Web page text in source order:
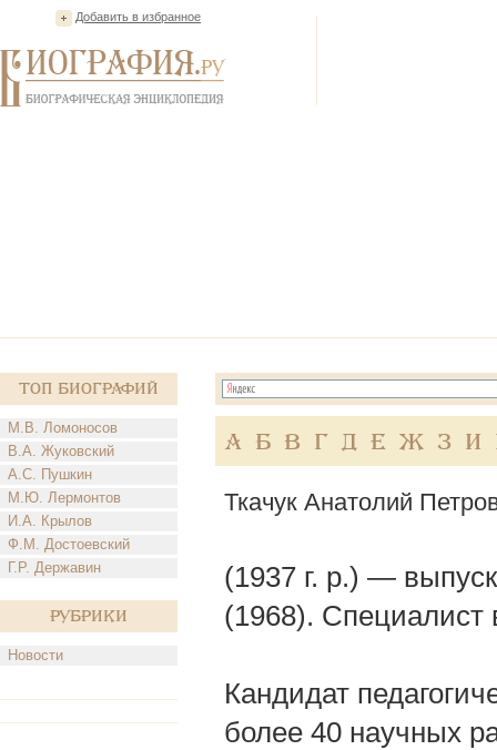
Добавить в избранное
Топ Биографий
М.В. Ломоносов
В.А. Жуковский
А.С. Пушкин
М.Ю. Лермонтов
И.А. Крылов
Ф.М. Достоевский
Г.Р. Державин
Рубрики
Новости
А Б В Г Д Е Ж З И
Ткачук Анатолий
(1937 г. р.) —
(1968). Специалист
Кандидат
более 40 научных